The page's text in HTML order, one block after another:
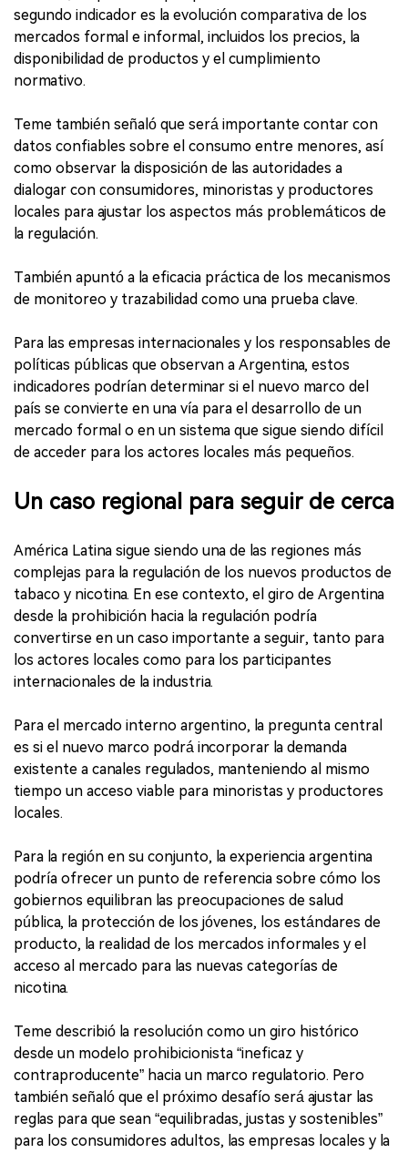
segundo indicador es la evolución comparativa de los
mercados formal e informal, incluidos los precios, la
disponibilidad de productos y el cumplimiento
normativo.
Teme también señaló que será importante contar con
datos confiables sobre el consumo entre menores, así
como observar la disposición de las autoridades a
dialogar con consumidores, minoristas y productores
locales para ajustar los aspectos más problemáticos de
la regulación.
También apuntó a la eficacia práctica de los mecanismos
de monitoreo y trazabilidad como una prueba clave.
Para las empresas internacionales y los responsables de
políticas públicas que observan a Argentina, estos
indicadores podrían determinar si el nuevo marco del
país se convierte en una vía para el desarrollo de un
mercado formal o en un sistema que sigue siendo difícil
de acceder para los actores locales más pequeños.
Un caso regional para seguir de cerca
América Latina sigue siendo una de las regiones más
complejas para la regulación de los nuevos productos de
tabaco y nicotina. En ese contexto, el giro de Argentina
desde la prohibición hacia la regulación podría
convertirse en un caso importante a seguir, tanto para
los actores locales como para los participantes
internacionales de la industria.
Para el mercado interno argentino, la pregunta central
es si el nuevo marco podrá incorporar la demanda
existente a canales regulados, manteniendo al mismo
tiempo un acceso viable para minoristas y productores
locales.
Para la región en su conjunto, la experiencia argentina
podría ofrecer un punto de referencia sobre cómo los
gobiernos equilibran las preocupaciones de salud
pública, la protección de los jóvenes, los estándares de
producto, la realidad de los mercados informales y el
acceso al mercado para las nuevas categorías de
nicotina.
Teme describió la resolución como un giro histórico
desde un modelo prohibicionista “ineficaz y
contraproducente” hacia un marco regulatorio. Pero
también señaló que el próximo desafío será ajustar las
reglas para que sean “equilibradas, justas y sostenibles”
para los consumidores adultos, las empresas locales y la